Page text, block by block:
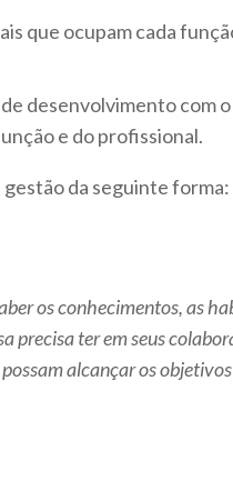
que ocupam cada
desenvolvimento com
e do profissional.
da seguinte forma:
os conhecimentos, as
precisa ter em seus
alcançar os